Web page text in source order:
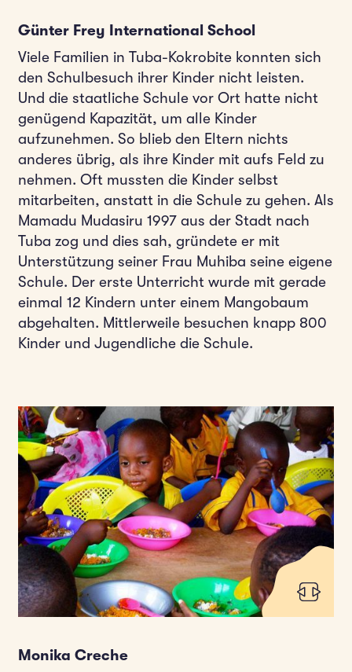
Günter Frey International School
Viele Familien in Tuba-Kokrobite konnten sich
den Schulbesuch ihrer Kinder nicht leisten.
Und die staatliche Schule vor Ort hatte nicht
genügend Kapazität, um alle Kinder
aufzunehmen. So blieb den Eltern nichts
anderes übrig, als ihre Kinder mit aufs Feld zu
nehmen. Oft mussten die Kinder selbst
mitarbeiten, anstatt in die Schule zu gehen. Als
Mamadu Mudasiru 1997 aus der Stadt nach
Tuba zog und dies sah, gründete er mit
Unterstützung seiner Frau Muhiba seine eigene
Schule. Der erste Unterricht wurde mit gerade
einmal 12 Kindern unter einem Mangobaum
abgehalten. Mittlerweile besuchen knapp 800
Kinder und Jugendliche die Schule.
Monika Creche